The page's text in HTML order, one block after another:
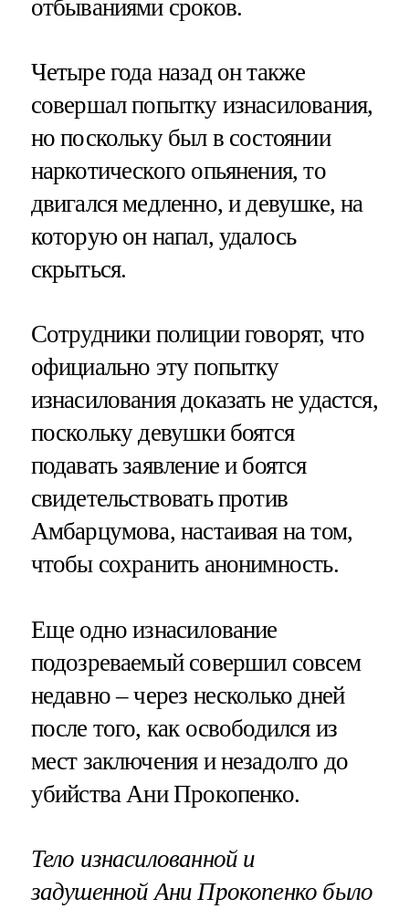
отбываниями сроков.
Четыре года назад он также
совершал попытку изнасилования,
но поскольку был в состоянии
наркотического опьянения, то
двигался медленно, и девушке, на
которую он напал, удалось
скрыться.
Сотрудники полиции говорят, что
официально эту попытку
изнасилования доказать не удастся,
поскольку девушки боятся
подавать заявление и боятся
свидетельствовать против
Амбарцумова, настаивая на том,
чтобы сохранить анонимность.
Еще одно изнасилование
подозреваемый совершил совсем
недавно – через несколько дней
после того, как освободился из
мест заключения и незадолго до
убийства Ани Прокопенко.
Тело изнасилованной и
задушенной Ани Прокопенко было